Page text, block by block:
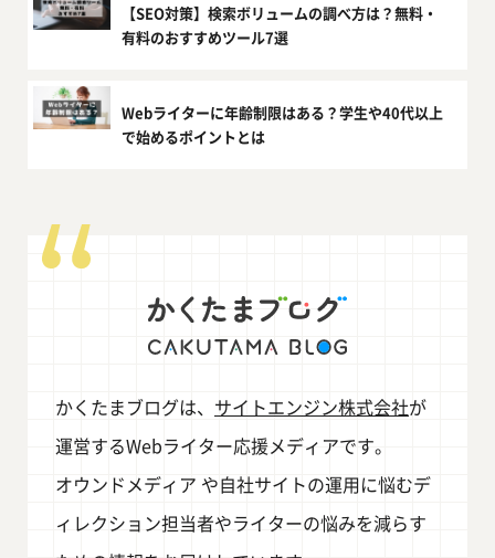
【SEO対策】検索ボリュームの調べ方は？無料・
有料のおすすめツール7選
Webライターに年齢制限はある？学生や40代以上
で始めるポイントとは
かくたまブログは、 サイトエンジン株式会社が
運営するWebライター応援メディアです。
オウンドメディア や自社サイトの運用に悩むデ
ィレクション担当者やライターの悩みを減らす